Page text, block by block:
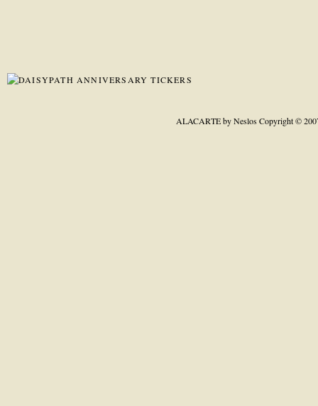
ALACARTE by NeslosCopyright ©